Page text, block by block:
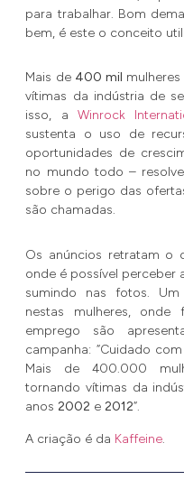
para trabalhar. Bom
bem, é este o conceito
Mais de 400 mil
vítimas da indústria de
isso, aWinrock
sustenta o uso de
oportunidades de
no mundo todo –
sobre o perigo das
são chamadas.
Os anúncios retratam o
onde é possível perceber
sumindo nas fotos.
nestas mulheres,
emprego são
campanha: “Cuidado
Mais de 400.000
tornando vítimas da
anos2002 e2012“.
A criação é da Kaffeine.